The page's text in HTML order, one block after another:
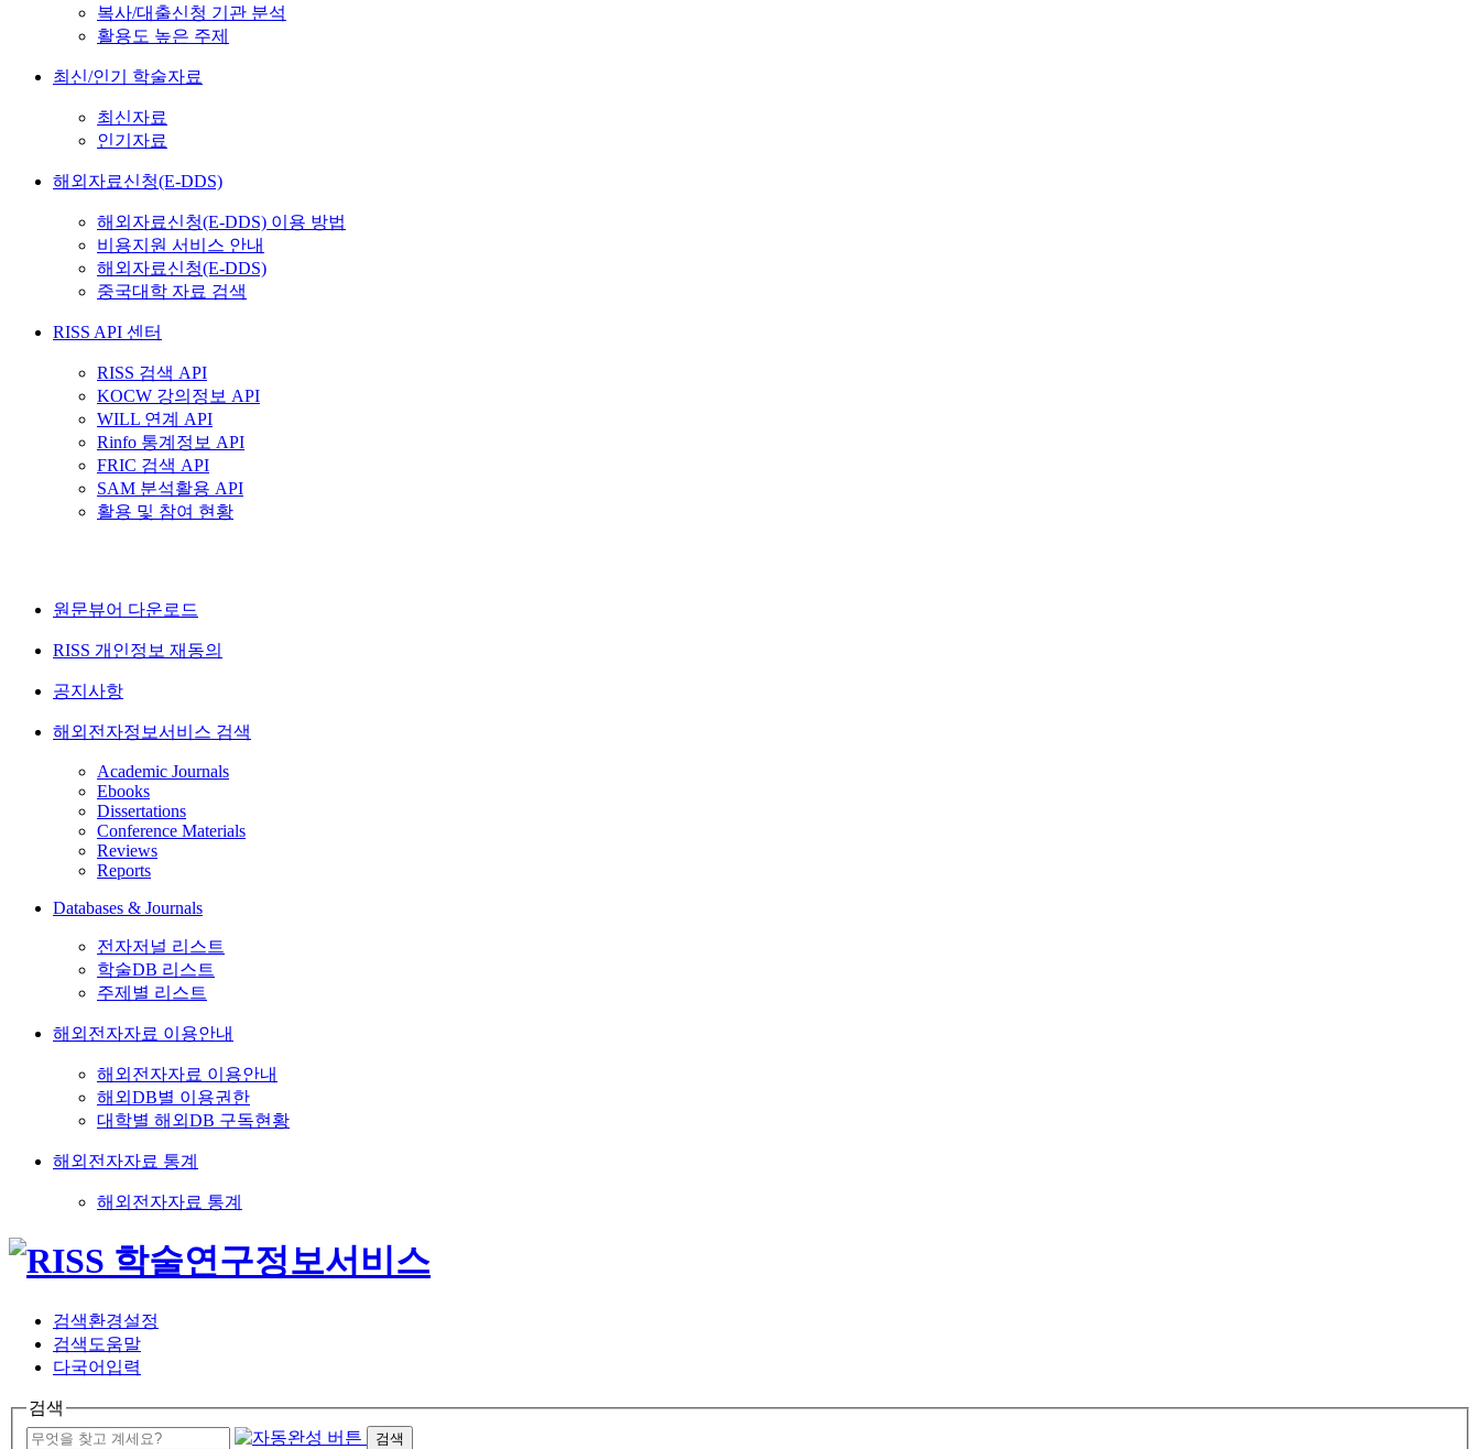
복사/대출신청 기관 분석
활용도 높은 주제
최신/인기 학술자료
최신자료
인기자료
해외자료신청(E-DDS)
해외자료신청(E-DDS) 이용 방법
비용지원 서비스 안내
해외자료신청(E-DDS)
중국대학 자료 검색
RISS API 센터
RISS 검색 API
KOCW 강의정보 API
WILL 연계 API
Rinfo 통계정보 API
FRIC 검색 API
SAM 분석활용 API
활용 및 참여 현황
원문뷰어 다운로드
RISS 개인정보 재동의
공지사항
해외전자정보서비스 검색
Academic Journals
Ebooks
Dissertations
Conference Materials
Reviews
Reports
Databases & Journals
전자저널 리스트
학술DB 리스트
주제별 리스트
해외전자자료 이용안내
해외전자자료 이용안내
해외DB별 이용권한
대학별 해외DB 구독현황
해외전자자료 통계
해외전자자료 통계
검색환경설정
검색도움말
다국어입력
검색
검색